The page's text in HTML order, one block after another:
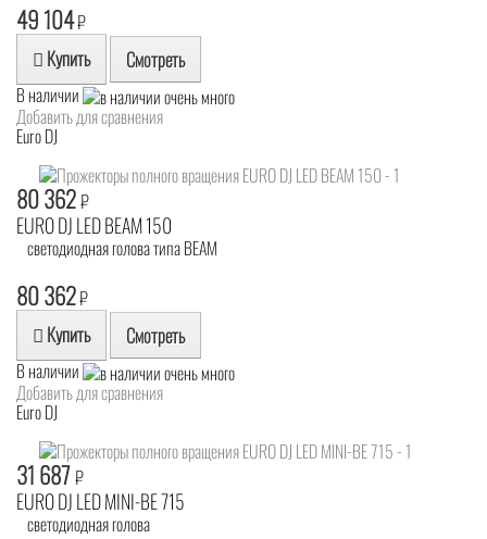
49 104₽
Купить Смотреть
В наличии
Добавить для сравнения
Euro DJ
80 362₽
EURO DJ LED BEAM 150
светодиодная голова типа BEAM
80 362₽
Купить Смотреть
В наличии
Добавить для сравнения
Euro DJ
31 687₽
EURO DJ LED MINI-BE 715
светодиодная голова